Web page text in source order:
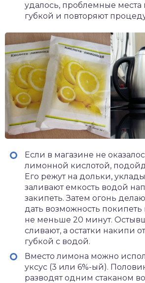
удалось, проблемные места
губкой и повторяют
Если в магазине не
лимонной кислотой,
Его режут на дольки,
заливают емкость водой
закипеть. Затем огонь
дать возможность
не меньше 20 минут.
сливают, а остатки накипи
губкой с водой.
Вместо лимона можно
уксус (3 или 6%-ый).
разводят одним стаканом